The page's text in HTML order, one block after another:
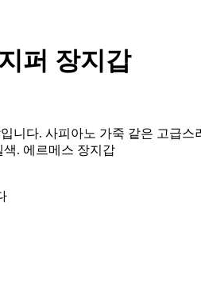
퍼 장지갑
니다. 사피아노 가죽 같은 고급
. 에르메스 장지갑